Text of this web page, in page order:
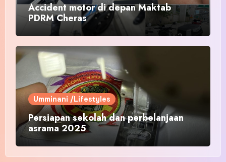
Accident motor di depan Maktab
PDRM Cheras
Umminani /Lifestyles
Persiapan sekolah dan perbelanjaan
asrama 2025